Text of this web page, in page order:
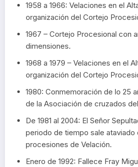
1958 a 1966: Velaciones en el
organización del Cortejo
1967 – Cortejo Procesional con
dimensiones.
1968 a 1979 – Velaciones en el
organización del Cortejo
1980: Conmemoración de lo 25
de la Asociación de cruzados
De 1981 al 2004: El Señor
periodo de tiempo sale ataviado
procesiones de Velación.
Enero de 1992: Fallece Fray